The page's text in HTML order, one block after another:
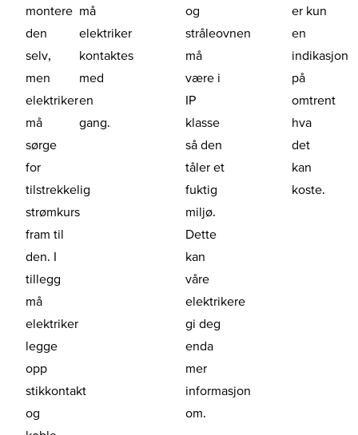
montere
den
selv,
men
elektriker
må
sørge
for
tilstrekkelig
strømkurs
fram til
den. I
tillegg
må
elektriker
legge
opp
stikkontakt
og
må
elektriker
kontaktes
med
en
gang.
og
stråleovnen
må
være i
IP
klasse
så den
tåler et
fuktig
miljø.
Dette
kan
våre
elektrikere
gi deg
enda
mer
informasjon
om.
er kun
en
indikasjon
på
omtrent
hva
det
kan
koste.